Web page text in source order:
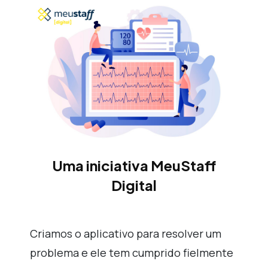
Uma iniciativa MeuStaff
Digital
Criamos o aplicativo para resolver um
problema e ele tem cumprido fielmente